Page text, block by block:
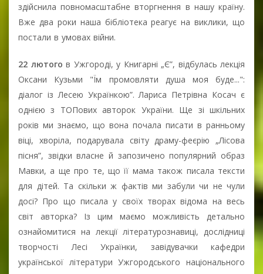
здійснила повномасштабне вторгнення в нашу країну.
Вже два роки наша бібліотека реагує на виклики, що
постали в умовах війни.
22 лютого в Ужгороді, у Книгарні „Є”, відбулась лекція
Оксани Кузьми "Їм промовляти душа моя буде...":
діалог із Лесею Українкою”. Лариса Петрівна Косач є
однією з ТОПових авторок України. Ще зі шкільних
років ми знаємо, що вона почала писати в ранньому
віці, хворіла, подарувала світу драму-феєрію „Лісова
пісня”, звідки власне й запозичено популярний образ
Мавки, а ще про те, що її мама також писала тексти
для дітей. Та скільки ж фактів ми забули чи не чули
досі? Про що писала у своїх творах відома на весь
світ авторка? Із цим маємо можливість детально
ознайомитися на лекції літературознавиці, дослідниці
творчості Лесі Українки, завідувачки кафедри
української літератури Ужгородського національного